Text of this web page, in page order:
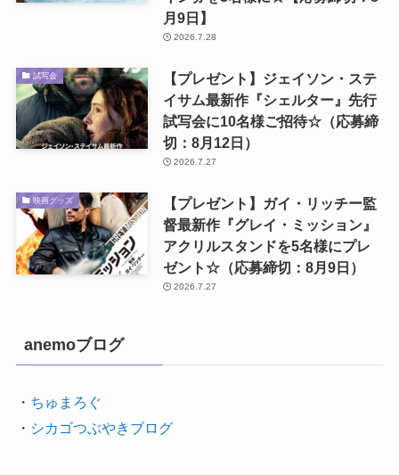
月9日】
2026.7.28
試写会
【プレゼント】ジェイソン・ステ
イサム最新作『シェルター』先行
試写会に10名様ご招待☆（応募締
切：8月12日）
2026.7.27
映画グッズ
【プレゼント】ガイ・リッチー監
督最新作『グレイ・ミッション』
アクリルスタンドを5名様にプレ
ゼント☆（応募締切：8月9日）
2026.7.27
anemoブログ
・ ちゅまろぐ
・ シカゴつぶやきブログ